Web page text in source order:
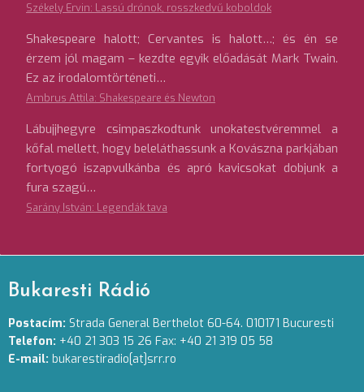
Székely Ervin: Lassú drónok, rosszkedvű koboldok
Shakespeare halott; Cervantes is halott…; és én se
érzem jól magam – kezdte egyik előadását Mark Twain.
Ez az irodalomtörténeti…
Ambrus Attila: Shakespeare és Newton
Lábujjhegyre csimpaszkodtunk unokatestvéremmel a
kőfal mellett, hogy beleláthassunk a Kovászna parkjában
fortyogó iszapvulkánba és apró kavicsokat dobjunk a
fura szagú…
Sarány István: Legendák tava
Bukaresti Rádió
Postacím: Strada General Berthelot 60-64. 010171 Bucuresti
Telefon: +40 21 303 15 26 Fax: +40 21 319 05 58
E-mail: bukarestiradio[at]srr.ro